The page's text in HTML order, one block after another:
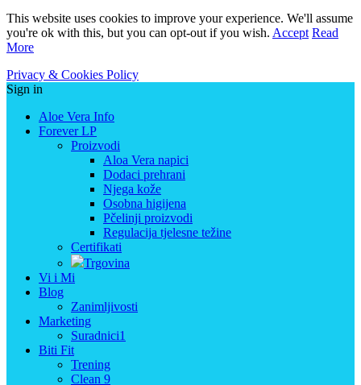
This website uses cookies to improve your experience. We'll assume
you're ok with this, but you can opt-out if you wish. Accept Read
More
Privacy & Cookies Policy
Sign in
Aloe Vera Info
Forever LP
Proizvodi
Aloa Vera napici
Dodaci prehrani
Njega kože
Osobna higijena
Pčelinji proizvodi
Regulacija tjelesne težine
Certifikati
Trgovina
Vi i Mi
Blog
Zanimljivosti
Marketing
Suradnici1
Biti Fit
Trening
Clean 9